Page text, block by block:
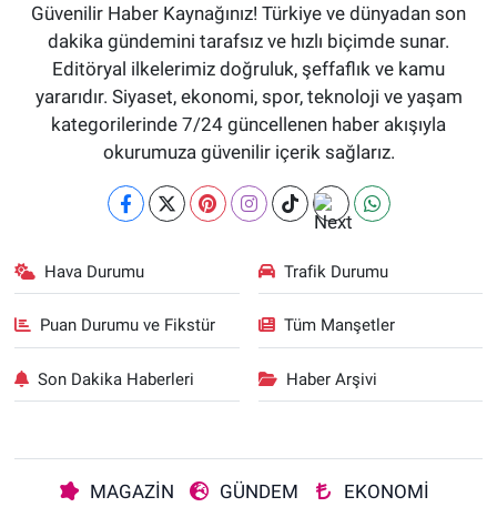
Güvenilir Haber Kaynağınız! Türkiye ve dünyadan son
dakika gündemini tarafsız ve hızlı biçimde sunar.
Editöryal ilkelerimiz doğruluk, şeffaflık ve kamu
yararıdır. Siyaset, ekonomi, spor, teknoloji ve yaşam
kategorilerinde 7/24 güncellenen haber akışıyla
okurumuza güvenilir içerik sağlarız.
Hava Durumu Trafik Durumu
Puan Durumu ve Fikstür Tüm Manşetler
Son Dakika Haberleri Haber Arşivi
MAGAZİN GÜNDEM EKONOMİ